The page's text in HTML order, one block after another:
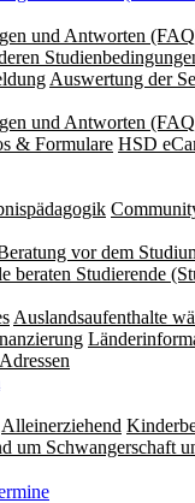
und Antworten
Auswertung der
und Antworten
& Formulare HSD
vor dem
beraten Studierende
Auslandsaufenthalte
Alleinerziehend
um Schwangerschaft